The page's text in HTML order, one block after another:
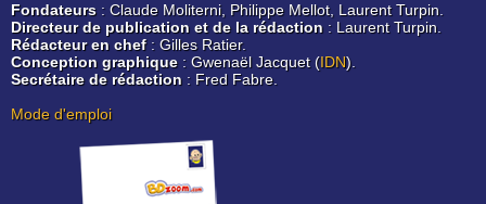
Fondateurs : Claude Moliterni, Philippe Mellot, Laurent Turpin.
Directeur de publication et de la rédaction : Laurent Turpin.
Rédacteur en chef: Gilles Ratier.
Conception graphique: Gwenaël Jacquet (IDN).
Secrétaire de rédaction : Fred Fabre.
Mode d'emploi